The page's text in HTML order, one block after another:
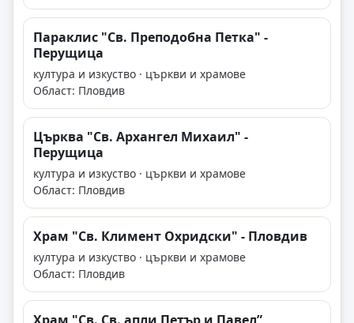
Параклис "Св. Преподобна Петка" -
Перущица
култура и изкуство · църкви и храмове
Област: Пловдив
Църква "Св. Архангел Михаил" -
Перущица
култура и изкуство · църкви и храмове
Област: Пловдив
Храм "Св. Климент Охридски" - Пловдив
култура и изкуство · църкви и храмове
Област: Пловдив